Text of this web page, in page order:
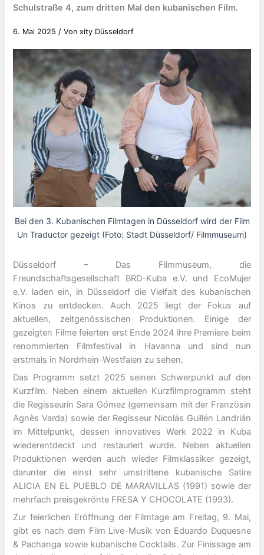
Schulstraße 4, zum dritten Mal den kubanischen Film.
6. Mai 2025 / Vonxity Düsseldorf
Bei den 3. Kubanischen Filmtagen in Düsseldorf wird der Film
Un Traductor gezeigt (Foto: Stadt Düsseldorf/ Filmmuseum)
Düsseldorf – Das Filmmuseum, die
Freundschaftsgesellschaft BRD-Kuba e.V. und EcoMujer
e.V. laden ein, in Düsseldorf die Vielfalt des kubanischen
Kinos zu entdecken. Auch 2025 liegt der Fokus auf
aktuellen, zeitgenössischen Produktionen. Einige der
gezeigten Filme feierten erst Ende 2024 ihre Premiere beim
renommierten Filmfestival in Havanna und sind nun
erstmals in Nordrhein-Westfalen zu sehen.
Das Programm setzt 2025 seinen Schwerpunkt auf den
Kurzfilm. Neben einem aktuellen Kurzfilmprogramm steht
die Regisseurin Sara Gómez (gemeinsam mit der Französin
Agnès Varda) sowie der Regisseur Nicolás Guillén Landrián
im Mittelpunkt, dessen innovatives Werk 2022 in Kuba
wiederentdeckt und restauriert wurde. Neben aktuellen
Produktionen werden auch wieder Filmklassiker gezeigt,
darunter die einst sehr umstrittene kubanische Satire
ALICIA EN EL PUEBLO DE MARAVILLAS (1991) sowie der
mehrfach preisgekrönte FRESA Y CHOCOLATE (1993).
Zur feierlichen Eröffnung der Filmtage am Freitag, 9. Mai,
gibt es nach dem Film Live-Musik von Eduardo Duquesne
& Pachanga sowie kubanische Cocktails. Zur Finissage am